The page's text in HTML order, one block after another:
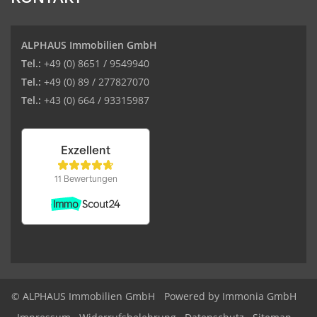
ALPHAUS Immobilien GmbH
Tel.: +49 (0) 8651 / 9549940
Tel.: +49 (0) 89 / 277827070
Tel.: +43 (0) 664 / 93315987
© ALPHAUS Immobilien GmbH
Powered by Immonia GmbH